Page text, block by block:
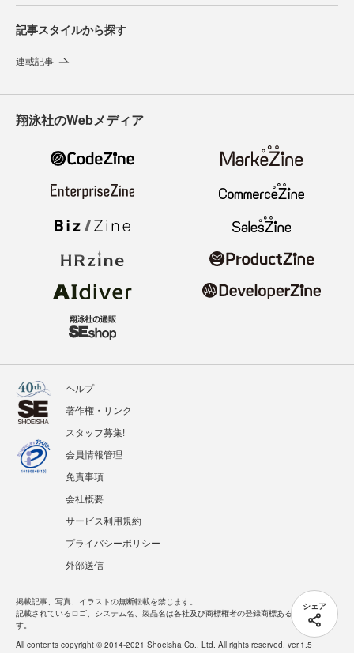
シェア
記事スタイルから探す
連載記事
翔泳社のWebメディア
ヘルプ
著作権・リンク
スタッフ募集!
会員情報管理
免責事項
会社概要
サービス利用規約
プライバシーポリシー
外部送信
掲載記事、写真、イラストの無断転載を禁じます。
記載されているロゴ、システム名、製品名は各社及び商標権者の登録商標あるいは商標で
す。
All contents copyright © 2014-2021 Shoeisha Co., Ltd. All rights reserved. ver.1.5